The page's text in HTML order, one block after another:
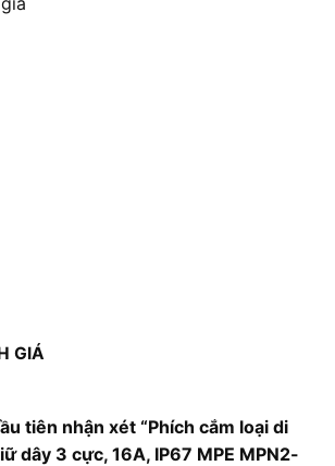
GIÁ
tiên nhận xét “Phích cắm loại di
dây 3 cực, 16A, IP67 MPE MPN2-